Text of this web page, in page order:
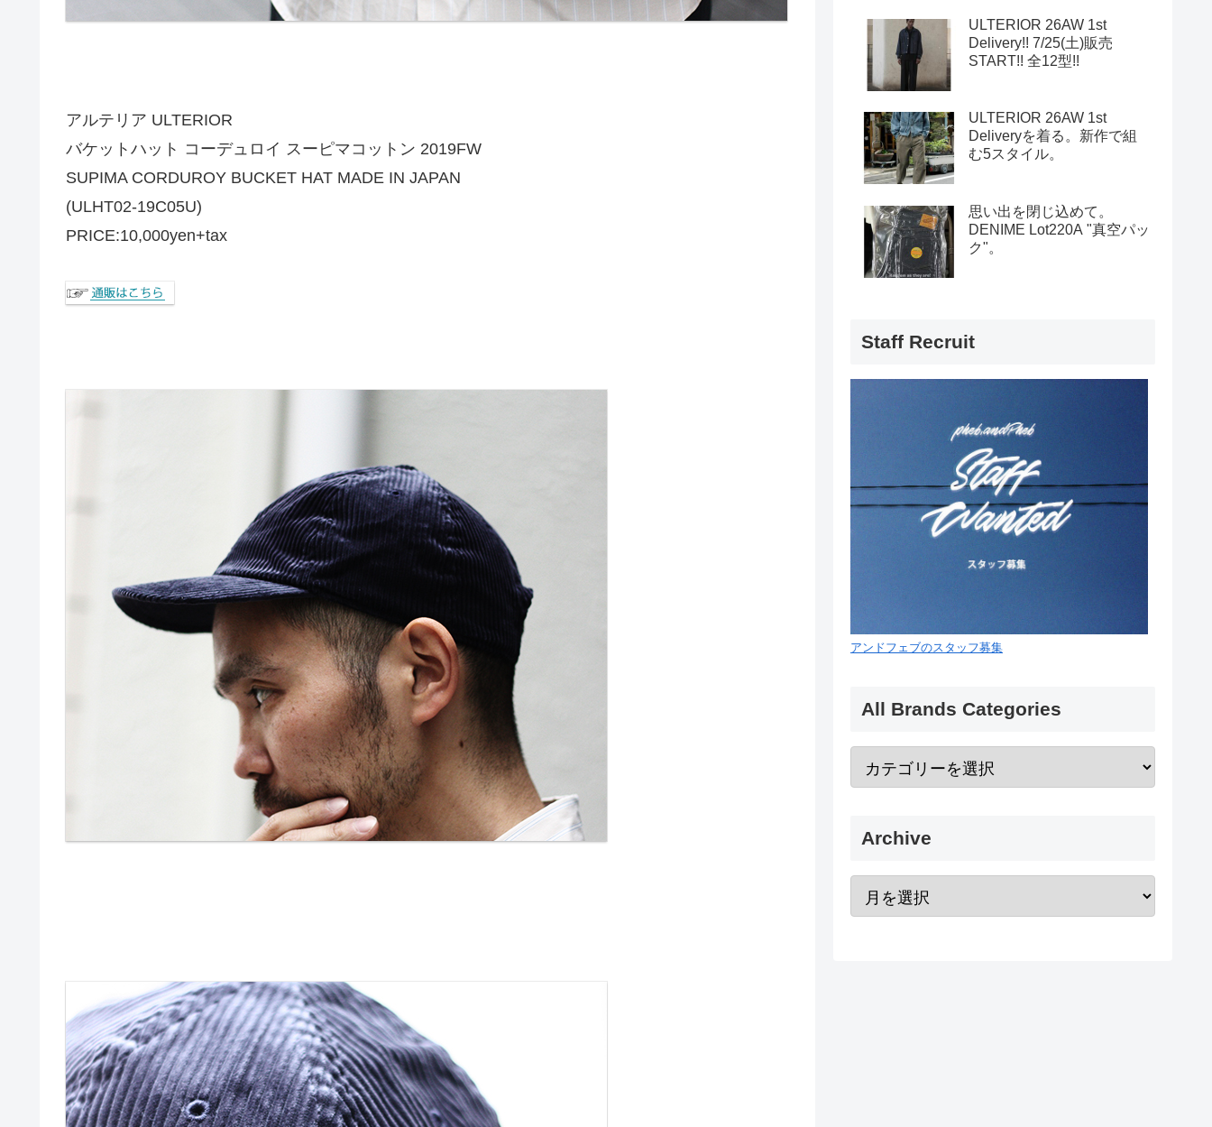
アルテリア ULTERIOR
バケットハット コーデュロイ スーピマコットン 2019FW
SUPIMA CORDUROY BUCKET HAT MADE IN JAPAN
(ULHT02-19C05U)
PRICE:10,000yen+tax
ULTERIOR 26AW 1st
Delivery!! 7/25(土)販売
START!! 全12型!!
ULTERIOR 26AW 1st
Deliveryを着る。新作で組
む5スタイル。
思い出を閉じ込めて。
DENIME Lot220A "真空パッ
ク"。
Staff Recruit
アンドフェブのスタッフ募集
All Brands Categories
Archive